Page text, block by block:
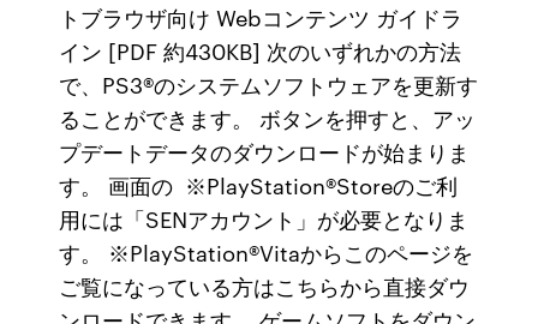
トブラウザ向け Webコンテンツ ガイドラ
イン [PDF 約430KB] 次のいずれかの方法
で、PS3®のシステムソフトウェアを更新す
ることができます。 ボタンを押すと、アッ
プデートデータのダウンロードが始まりま
す。 画面の ※PlayStation®Storeのご利
用には「SENアカウント」が必要となりま
す。 ※PlayStation®Vitaからこのページを
ご覧になっている方はこちらから直接ダウ